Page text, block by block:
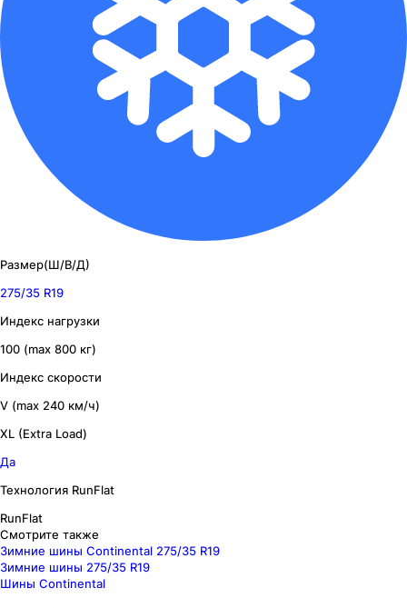
Размер(Ш/В/Д)
275/35 R19
Индекс нагрузки
100 (max 800 кг)
Индекс скорости
V (max 240 км/ч)
XL (Extra Load)
Да
Технология RunFlat
RunFlat
Смотрите также
Зимние шины Continental 275/35 R19
Зимние шины 275/35 R19
Шины Continental